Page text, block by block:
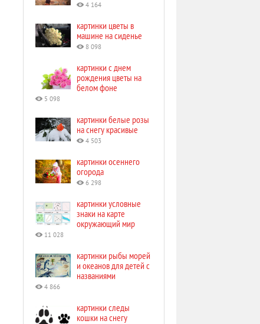
4 164
картинки цветы в
машине на сиденье
8 098
картинки с днем
рождения цветы на
белом фоне
5 098
картинки белые розы
на снегу красивые
4 503
картинки осеннего
огорода
6 298
картинки условные
знаки на карте
окружающий мир
11 028
картинки рыбы морей
и океанов для детей с
названиями
4 866
картинки следы
кошки на снегу